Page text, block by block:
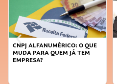
CNPJ ALFANUMÉRICO: O QUE
MUDA PARA QUEM JÁ TEM
EMPRESA?